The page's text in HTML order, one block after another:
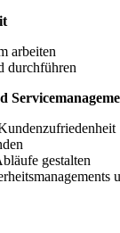
arbeiten
durchführen
gestalten